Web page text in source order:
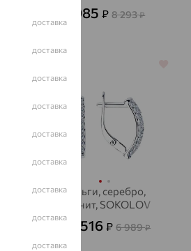
2 985₽ 8 293₽
Серьги, серебро,
фианит, SOKOLOV
2 516₽ 6 989₽
доставка
доставка
доставка
доставка
доставка
доставка
доставка
доставка
доставка